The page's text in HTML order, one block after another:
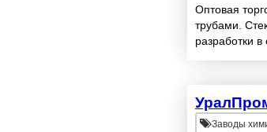
Оптовая
трубами.
разработки в
Заводы